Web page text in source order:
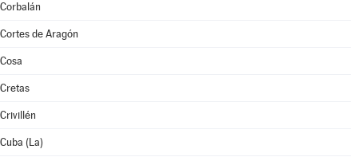
Corbalán
Cortes de Aragón
Cosa
Cretas
Crivillén
Cuba (La)